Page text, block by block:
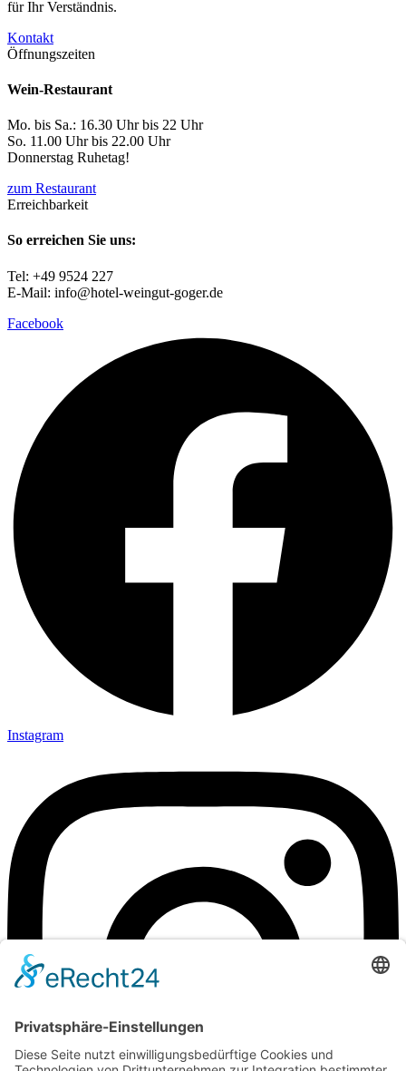
für Ihr Verständnis.
Kontakt
Öffnungszeiten
Wein-Restaurant
Mo. bis Sa.: 16.30 Uhr bis 22 Uhr
So. 11.00 Uhr bis 22.00 Uhr
Donnerstag Ruhetag!
zum Restaurant
Erreichbarkeit
So erreichen Sie uns:
Tel: +49 9524 227
E-Mail: info@hotel-weingut-goger.de
Facebook
Instagram